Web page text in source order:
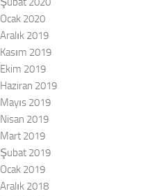
Ocak 2020
Aralık 2019
Kasım 2019
Ekim 2019
Haziran 2019
Mayıs 2019
Nisan 2019
Mart 2019
Şubat 2019
Ocak 2019
Aralık 2018